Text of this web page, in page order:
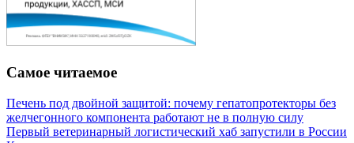
Самое читаемое
Печень под двойной защитой: почему гепатопротекторы без
желчегонного компонента работают не в полную силу
Первый ветеринарный логистический хаб запустили в России